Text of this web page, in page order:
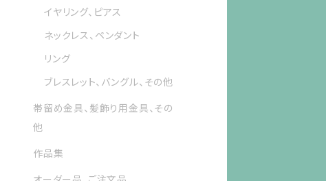
イヤリング、ピアス
ネックレス、ペンダント
リング
ブレスレット、バングル、その他
帯留め金具、髪飾り用金具、その
他
作品集